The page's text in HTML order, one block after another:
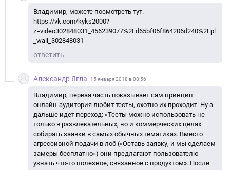
Владимир, можете посмотреть тут.
https://vk.com/kyks2000?
z=video302848031_456239077%2Fd65bf05f864206d240%2Fpl
_wall_302848031
ответить
Александр Ягла 15 января 2018 в 08:56
Владимир, первая часть показывает сам принцип –
онлайн-аудитория любит тесты, охотно их проходит. Ну а
дальше идет переход: «Тесты можно использовать не
только в развлекательных, но и коммерческих целях –
собирать заявки в самых обычных тематиках. Вместо
агрессивной подачи в лоб («Оставь заявку, и мы сделаем
замеры бесплатно») они предлагают пользователю
узнать что-то полезное, связанное с продуктом». После